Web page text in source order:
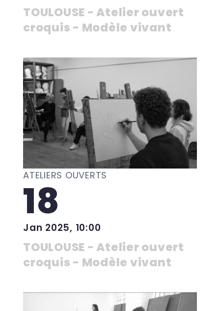
TOULOUSE - Atelier ouvert
croquis - Modèle vivant
ATELIERS OUVERTS
18
Jan 2025, 10:00
TOULOUSE - Atelier ouvert
croquis - Modèle vivant